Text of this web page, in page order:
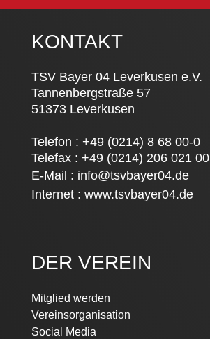
KONTAKT
TSV Bayer 04 Leverkusen e.V.
Tannenbergstraße 57
51373 Leverkusen
Telefon : +49 (0214) 8 68 00-0
Telefax : +49 (0214) 206 021 00
E-Mail : info@tsvbayer04.de
Internet : www.tsvbayer04.de
DER VEREIN
Navigation
überspringen
Mitglied werden
Vereinsorganisation
Social Media